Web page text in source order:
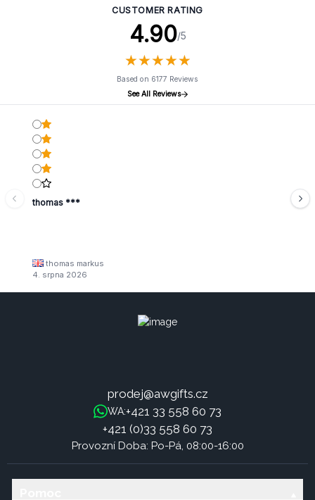
CUSTOMER RATING
4.90/5
★★★★★
★★★★★
Based on 6177 Reviews
See All Reviews
thomas ***
thomas markus
4. srpna 2026
prodej@awgifts.cz
WA:+421 33 558 60 73
+421 (0)33 558 60 73
Provozní Doba: Po-Pá, 08:00-16:00